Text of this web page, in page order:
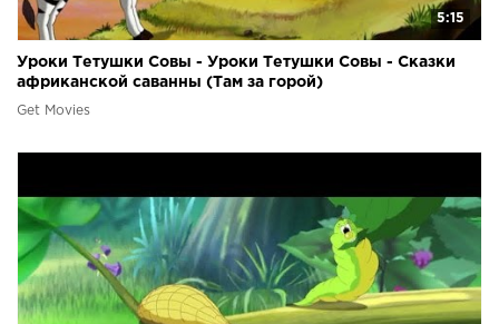
5:15
Уроки Тетушки Совы - Уроки Тетушки Совы - Сказки
африканской саванны (Там за горой)
Get Movies